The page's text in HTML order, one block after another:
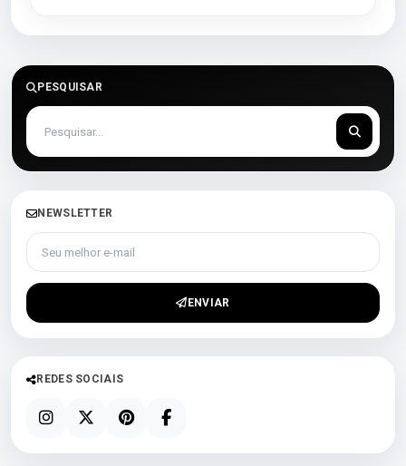
PESQUISAR
NEWSLETTER
Seu melhor e-mail
ENVIAR
REDES SOCIAIS